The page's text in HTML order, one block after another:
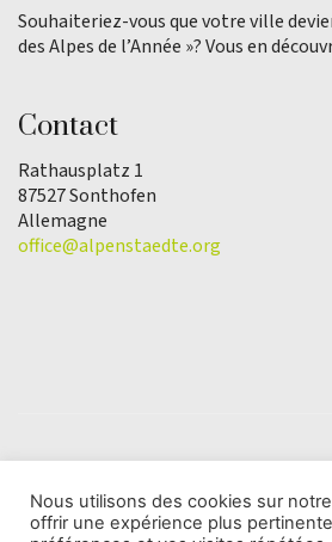
Souhaiteriez-vous que votre ville
des Alpes de l’Année »? Vous en
Contact
Rathausplatz 1
87527 Sonthofen
Allemagne
office@alpenstaedte.org
© Copyright 2025 | L'association Ville des
Nous utilisons des cookies sur
offrir une expérience plus